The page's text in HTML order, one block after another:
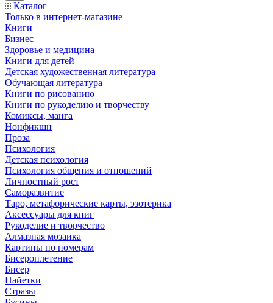
Каталог
Только в интернет-магазине
Книги
Бизнес
Здоровье и медицина
Книги для детей
Детская художественная литература
Обучающая литература
Книги по рисованию
Книги по рукоделию и творчеству
Комиксы, манга
Нонфикшн
Проза
Психология
Детская психология
Психология общения и отношений
Личностный рост
Саморазвитие
Таро, метафорические карты, эзотерика
Аксессуары для книг
Рукоделие и творчество
Алмазная мозаика
Картины по номерам
Бисероплетение
Бисер
Пайетки
Стразы